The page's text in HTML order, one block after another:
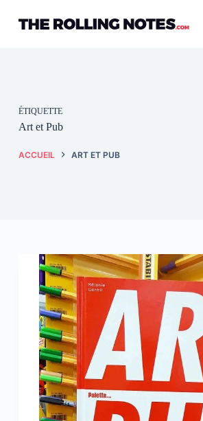
contenu
ÉTIQUETTE
Art et Pub
ACCUEIL ART ET PUB